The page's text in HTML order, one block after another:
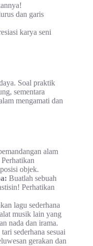
dan garis
karya seni
Soal praktik
sementara
mengamati dan
alam
objek.
Buatlah sebuah
Perhatikan
lagu sederhana
musik lain yang
nada dan irama.
sederhana sesuai
gerakan dan